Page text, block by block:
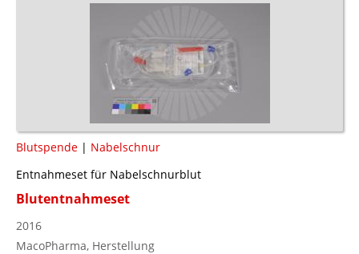
Blutspende | Nabelschnur
Entnahmeset für Nabelschnurblut
Blutentnahmeset
2016
MacoPharma, Herstellung